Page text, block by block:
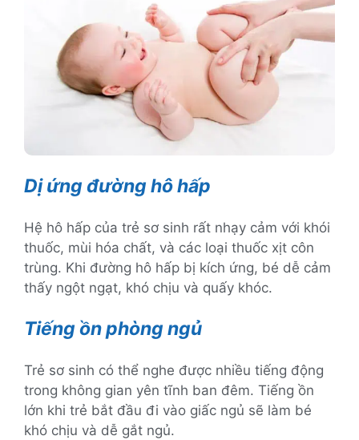
Dị ứng đường hô hấp
Hệ hô hấp của trẻ sơ sinh rất nhạy cảm với khói
thuốc, mùi hóa chất, và các loại thuốc xịt côn
trùng. Khi đường hô hấp bị kích ứng, bé dễ cảm
thấy ngột ngạt, khó chịu và quấy khóc.
Tiếng ồn phòng ngủ
Trẻ sơ sinh có thể nghe được nhiều tiếng động
trong không gian yên tĩnh ban đêm. Tiếng ồn
lớn khi trẻ bắt đầu đi vào giấc ngủ sẽ làm bé
khó chịu và dễ gắt ngủ.